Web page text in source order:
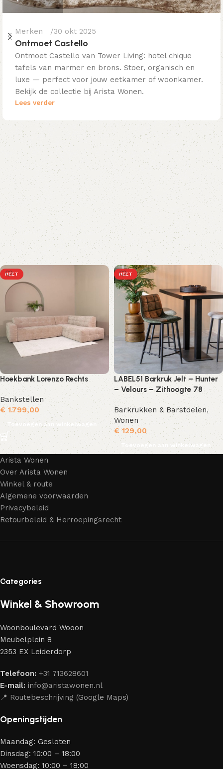
Merken 30 okt 2025
Ontmoet Castello
Ontmoet Castello van Tower Living: hotel chique
tafels van marmer en brons. Stoer, organisch en
luxe — perfect voor jouw eetkamer of woonkamer.
Bekijk de collectie bij Arista Wonen.
Lees verder
HEET
Hoekbank Lorenzo Rechts
Bankstellen
€1.799,00
Toevoegen aan winkelwagen
HEET
LABEL51 Barkruk Jelt – Hunter
– Velours – Zithoogte 78
Barkrukken & Barstoelen,
Wonen
€129,00
Toevoegen aan winkelwagen
Arista Wonen
Over Arista Wonen
Winkel & route
Algemene voorwaarden
Privacybeleid
Retourbeleid & Herroepingsrecht
Categories
Winkel & Showroom
Woonboulevard Wooon
Meubelplein 8
2353 EX Leiderdorp
Telefoon: +31 713628601
E-mail: info@aristawonen.nl
📍 Routebeschrijving (Google Maps)
Openingstijden
Maandag: Gesloten
Dinsdag: 10:00 – 18:00
Woensdag: 10:00 – 18:00